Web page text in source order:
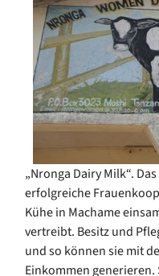
„Nronga Dairy Milk“.
erfolgreiche
Kühe in Machame
vertreibt. Besitz und
und so können sie mit
Einkommen